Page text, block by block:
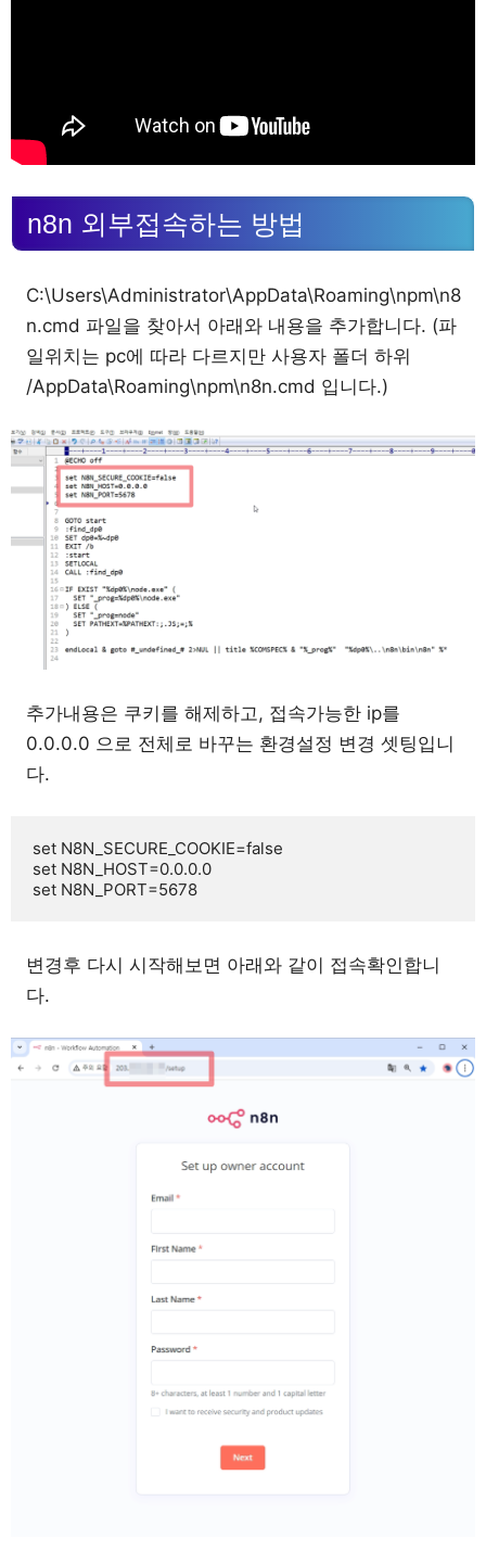
n8n 외부접속하는 방법
C:\Users\Administrator\AppData\Roaming\npm\n8
n.cmd 파일을 찾아서 아래와 내용을 추가합니다. (파
일위치는 pc에 따라 다르지만 사용자 폴더 하위
/AppData\Roaming\npm\n8n.cmd 입니다.)
추가내용은 쿠키를 해제하고, 접속가능한 ip를
0.0.0.0 으로 전체로 바꾸는 환경설정 변경 셋팅입니
다.
set N8N_SECURE_COOKIE=false
set N8N_HOST=0.0.0.0
set N8N_PORT=5678
변경후 다시 시작해보면 아래와 같이 접속확인합니
다.